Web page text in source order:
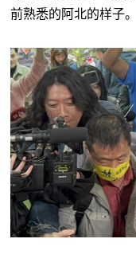
前熟悉的阿北的样子。